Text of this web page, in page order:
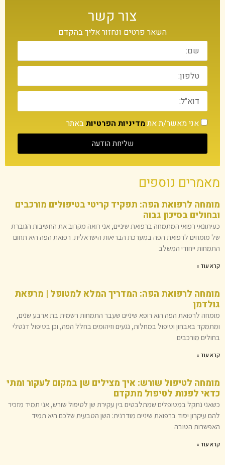
צור קשר
השאר פרטים ונחזור אליך בהקדם
אני מאשר/ת אתמדיניות הפרטיותבאתר
שליחת הודעה
מאמרים נוספים
מומחה לרפואת הפה: תפקיד קריטי בטיפולים מורכבים
ובחולים בסיכון גבוה
כעיתונאי רפואי המתמחה ברפואת שיניים, אני רואה מקרוב את החשיבות הגוברת
של מומחים לרפואת הפה במערכת הבריאות הישראלית. רפואת הפה היא תחום
התמחות ייחודי המשלב
קרא עוד »
מומחה לרפואת הפה: המדריך המלא למטופל | מרפאת
גולדמן
מומחה לרפואת הפה הוא רופא שיניים שעבר התמחות רשמית בת ארבע שנים,
ומתמקד באבחון וטיפול במחלות, נגעים וזיהומים בחלל הפה, וכן בטיפול דנטלי
בחולים מורכבים
קרא עוד »
מומחה לטיפול שורש: איך מצילים שן במקום לעקור ומתי
כדאי לפנות לטיפול מתקדם
כשאני נתקל במטופלים שמתלבטים בין עקירת שן לטיפול שורש, אני תמיד מזכיר
להם עיקרון יסוד ברפואת שיניים מודרנית: השן הטבעית שלכם היא תמיד
האפשרות הטובה
קרא עוד »